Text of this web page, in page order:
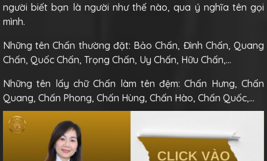
người biết bạn là người như thế nào, qua ý nghĩa tên gọi
mình.
Những tên Chấn thường đặt: Bảo Chấn, Đình Chấn, Quang
Chấn, Quốc Chấn, Trọng Chấn, Uy Chấn, Hữu Chấn,…
Những tên lấy chữ Chấn làm tên đệm: Chấn Hưng, Chấn
Quang, Chấn Phong, Chấn Hùng, Chấn Hào, Chấn Quốc,…